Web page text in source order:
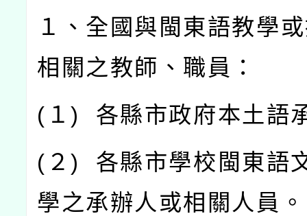
１、全國與閩東語教學
相關之教師、職員：
( １) 各縣市政府本土語
( ２) 各縣市學校閩東語
學之承辦人或相關人員。